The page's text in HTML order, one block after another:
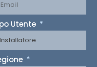
Utente